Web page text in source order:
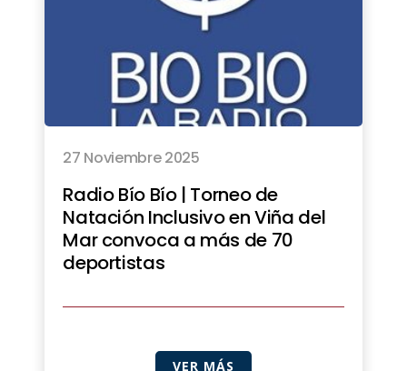
27 Noviembre 2025
Radio Bío Bío | Torneo de
Natación Inclusivo en Viña del
Mar convoca a más de 70
deportistas
VER MÁS